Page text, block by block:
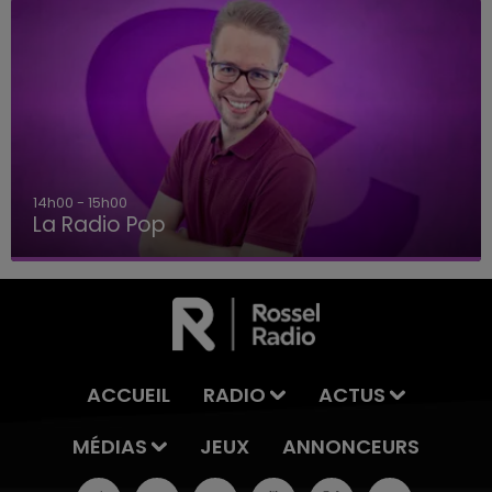
14h00 - 15h00
La Radio Pop
ACCUEIL RADIO
ACTUS
MÉDIAS
JEUX ANNONCEURS